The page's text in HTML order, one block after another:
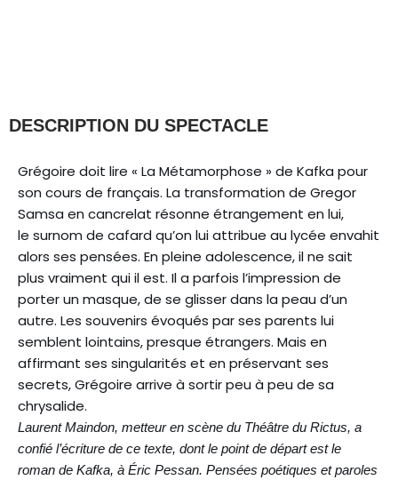
DESCRIPTION DU SPECTACLE
Grégoire doit lire « La Métamorphose » de Kafka pour
son cours de français. La transformation de Gregor
Samsa en cancrelat résonne étrangement en lui,
le surnom de cafard qu’on lui attribue au lycée envahit
alors ses pensées. En pleine adolescence, il ne sait
plus vraiment qui il est. Il a parfois l’impression de
porter un masque, de se glisser dans la peau d’un
autre. Les souvenirs évoqués par ses parents lui
semblent lointains, presque étrangers. Mais en
affirmant ses singularités et en préservant ses
secrets, Grégoire arrive à sortir peu à peu de sa
chrysalide.
Laurent Maindon, metteur en scène du Théâtre du Rictus, a
confié l’écriture de ce texte, dontle point de départ est le
roman de Kafka, à Éric Pessan. Pensées poétiques et paroles